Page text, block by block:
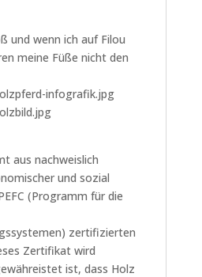
und wenn ich auf Filou
meine Füße nicht den
aus nachweislich
und sozial
(Programm für die
zertifizierten
Zertifikat wird
ist, dass Holz